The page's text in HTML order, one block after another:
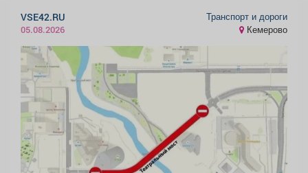
VSE42.RU
05.08.2026
Транспорт и дороги
Кемерово